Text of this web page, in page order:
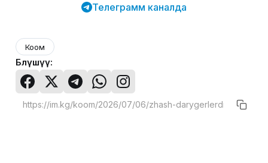
Телеграмм каналда
Коом
Бөлүшүү: